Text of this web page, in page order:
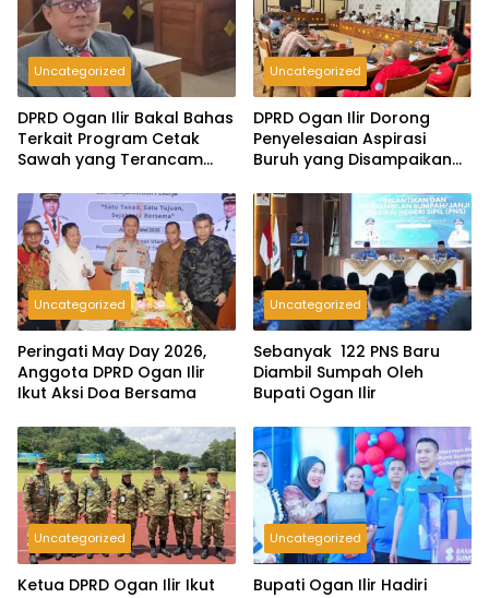
Uncategorized
DPRD Ogan Ilir Bakal Bahas
Terkait Program Cetak
Sawah yang Terancam
Uncategorized
DPRD Ogan Ilir Dorong
Penyelesaian Aspirasi
Buruh yang Disampaikan
2026
Uncategorized
Peringati May Day 2026,
Anggota DPRD Ogan Ilir
Ikut Aksi Doa Bersama
Uncategorized
Sebanyak 122 PNS Baru
Diambil Sumpah Oleh
Bupati Ogan Ilir
Uncategorized
Ketua DPRD Ogan Ilir Ikut
Uncategorized
Bupati Ogan Ilir Hadiri